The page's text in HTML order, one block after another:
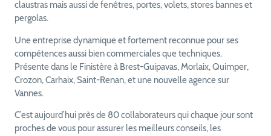
pergolas.
compétences aussi bien commerciales que techniques.
Présente dans le Finistère à Brest-Guipavas, Morlaix, Quimper,
Crozon, Carhaix, Saint-Renan, et une nouvelle agence sur
Vannes.
proches de vous pour assurer les meilleurs conseils, les
meilleurs produits, les meilleures réalisations à votre domicile .